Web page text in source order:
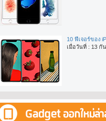
10 ฟีเจอร์ของ
เมื่อวันที่ : 13 กั